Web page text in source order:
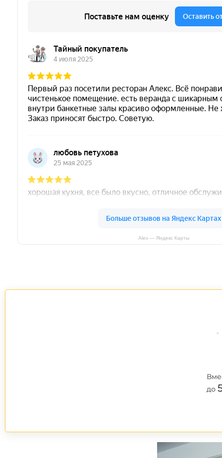
Alex — Яндекс Карты
до